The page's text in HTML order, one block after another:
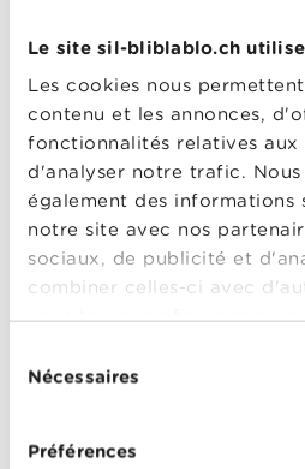
Le site sil-bliblablo.ch
Les cookies nous
contenu et les annonces,
fonctionnalités relatives aux
d'analyser notre trafic.
également des informations
notre site avec nos
sociaux, de publicité et
combiner celles-ci avec
duNécessaires
Préférences
mails et messages, séparer les
professionnels, aide à rester
l’essentiel et à libérer du
activités. Là encore, le mode
efficace pour garder la
Pleine conscience et
«Il n’y a rien de mal en soi à
Sgarrella. Le problème, c’est
dépens et à ceux de ses
de la pleine conscience: se
intention claire, pour une
interaction ciblée.
Autre approche
vous apportent, il est